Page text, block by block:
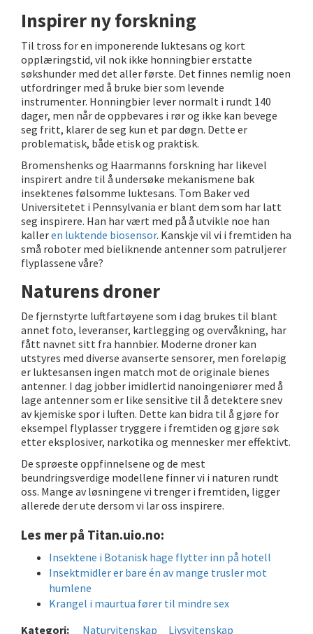
Inspirer ny forskning
Til tross for en imponerende luktesans og kort
opplæringstid, vil nok ikke honningbier erstatte
søkshunder med det aller første. Det finnes nemlig noen
utfordringer med å bruke bier som levende
instrumenter. Honningbier lever normalt i rundt 140
dager, men når de oppbevares i rør og ikke kan bevege
seg fritt, klarer de seg kun et par døgn. Dette er
problematisk, både etisk og praktisk.
Bromenshenks og Haarmanns forskning har likevel
inspirert andre til å undersøke mekanismene bak
insektenes følsomme luktesans. Tom Baker ved
Universitetet i Pennsylvania er blant dem som har latt
seg inspirere. Han har vært med på å utvikle noe han
kalleren luktende biosensor. Kanskje vil vi i fremtiden ha
små roboter med bieliknende antenner som patruljerer
flyplassene våre?
Naturens droner
De fjernstyrte luftfartøyene som i dag brukes til blant
annet foto, leveranser, kartlegging og overvåkning, har
fått navnet sitt fra hannbier. Moderne droner kan
utstyres med diverse avanserte sensorer, men foreløpig
er luktesansen ingen match mot de originale bienes
antenner. I dag jobber imidlertid nanoingeniører med å
lage antenner som er like sensitive til å detektere snev
av kjemiske spor i luften. Dette kan bidra til å gjøre for
eksempel flyplasser tryggere i fremtiden og gjøre søk
etter eksplosiver, narkotika og mennesker mer effektivt.
De sprøeste oppfinnelsene og de mest
beundringsverdige modellene finner vi i naturen rundt
oss. Mange av løsningene vi trenger i fremtiden, ligger
allerede der ute dersom vi lar oss inspirere.
Les mer på Titan.uio.no:
Insektene i Botanisk hage flytter inn på hotell
Insektmidler er bare én av mange trusler mot
humlene
Krangel i maurtua fører til mindre sex
Kategori:
Naturvitenskap Livsvitenskap